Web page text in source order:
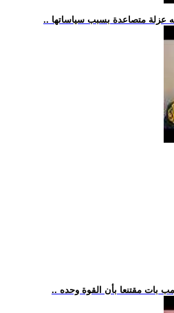
عزلة متصاعدة بسبب سياساتها
بات مقتنعا بأن القوة وحده